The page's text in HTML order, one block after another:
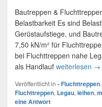
Bautreppen &
Belastbarkeit Es sind
Gerüstaufstiege, und
7,50 kN/m² für
bei Fluchttreppen nahe
als Handlauf weiterlesen →
Veröffentlicht in - Fluchttreppen,
Fluchttreppen, Legau, leihen,
eine Antwort